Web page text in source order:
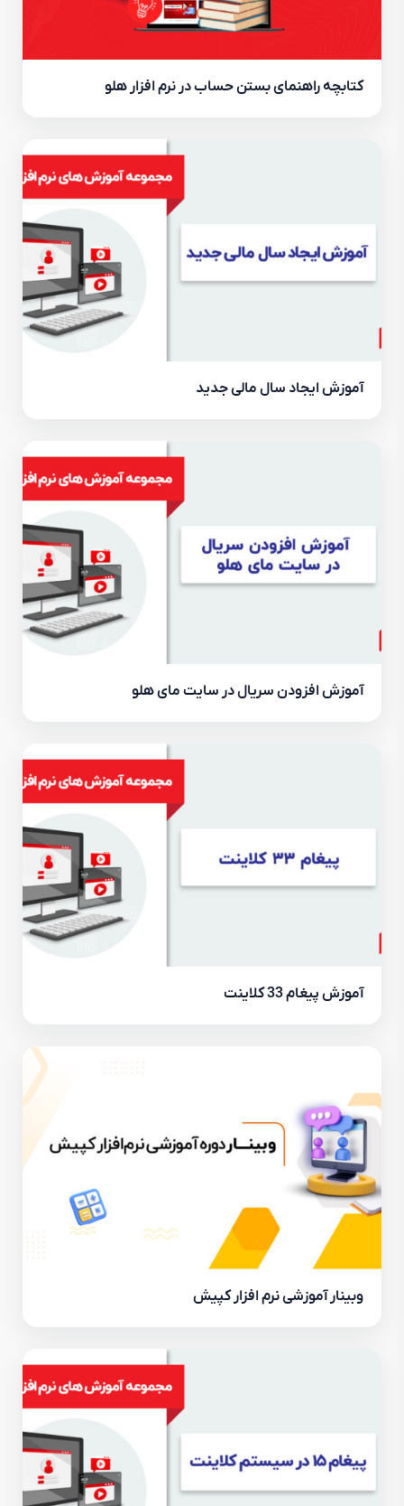
کتابچه راهنمای بستن حساب در نرم افزار هلو
آموزش ایجاد سال مالی جدید
آموزش افزودن سریال در سایت مای هلو
آموزش پیغام 33 کلاینت
وبینار آموزشی نرم افزار کپیش